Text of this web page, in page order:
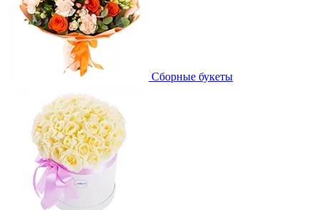
Сборные букеты